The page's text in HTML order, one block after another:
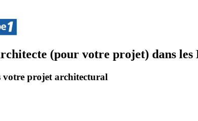
(pour votre projet) dans
votre projet architectural